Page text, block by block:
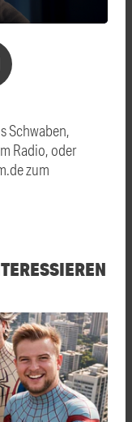
Schwaben,
Radio, oder
zum